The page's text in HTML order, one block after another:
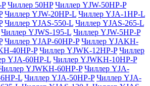
Чиллер 50HP Чиллер YJW-50HP-P
Чиллер YJW-20HP-L Чиллер YJA-1HP-L
Чиллер YJAS-550-L Чиллер YJAS-265-L
Чиллер YJWS-195-L Чиллер YJW-5HP-P
Чиллер YJAP-60HP-P Чиллер YJAKH-
40HP-P Чиллер YJWK-12HP-P Чиллер
YJA-60HP-L Чиллер YJWKH-10HP-P
YJWKH-60HP-P Чиллер YJA-
L Чиллер YJA-50HP-P Чиллер YJA-